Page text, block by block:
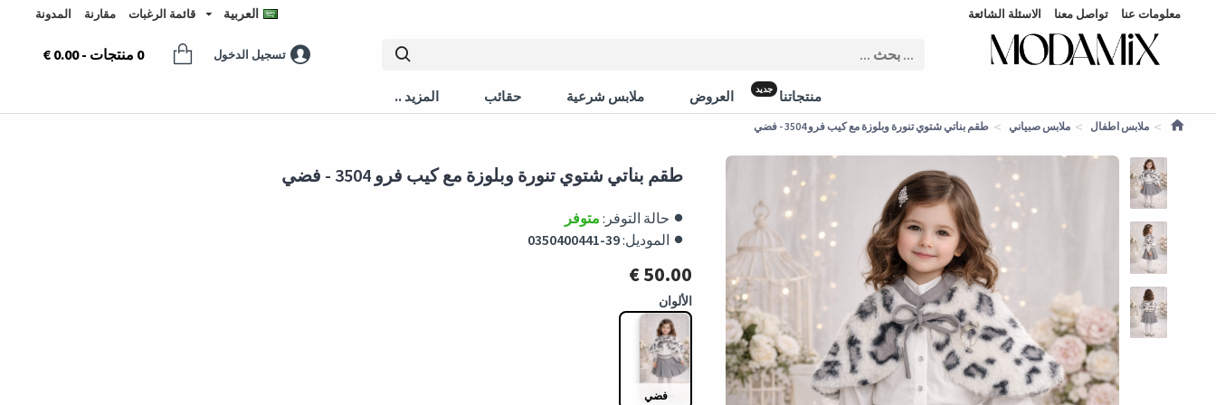
معلومات عنا تواصل معنا الاسئلة الشائعة العربية قائمة الرغبات مقارنة المدونة
تسجيل الدخول 0 منتجات - 0.00 €
منتجاتنا جديد العروض ملابس شرعية حقائب المزيد ..
ملابس اطفال ملابس صبياني طقم بناتي شتوي تنورة وبلوزة مع كيب فرو 3504 - فضي
طقم بناتي شتوي تنورة وبلوزة مع كيب فرو 3504 - فضي
حالة التوفر: متوفر
الموديل:0350400441-39
50.00 €
الألوان
فضي